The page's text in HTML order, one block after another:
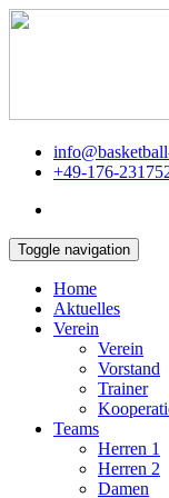
+49-176-
Toggle navigation
Home
Aktuelles
Verein
Verein
Vorstand
Trainer
Teams
Herren 1
Herren 2
Damen